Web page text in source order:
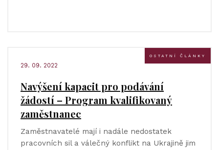
OSTATNÍ ČLÁNKY
29. 09. 2022
Navýšení kapacit pro podávání
žádostí – Program kvalifikovaný
zaměstnanec
Zaměstnavatelé mají i nadále nedostatek
pracovních sil a válečný konflikt na Ukrajině jim